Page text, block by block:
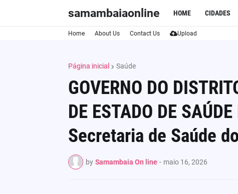
samambaiaonline HOME CIDADES
Home About Us Contact Us Upload
Página inicial Saúde
GOVERNO DO
DE ESTADO DE
Secretaria de Saúde
by Samambaia On line - maio 16, 2026